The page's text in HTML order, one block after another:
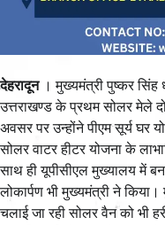
देहरादून। मुख्यमंत्री पुष्कर सिंह
उत्तराखण्ड के प्रथम सोलर मेले
अवसर पर उन्होंने पीएम सूर्य घर
सोलर वाटर हीटर योजना के
साथ ही यूपीसीएल मुख्यालय में
लोकार्पण भी मुख्यमंत्री ने
चलाई जा रही सोलर वैन को भी